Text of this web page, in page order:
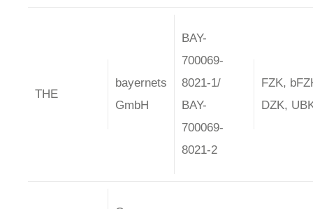
THE
bayernets
GmbH
BAY-
700069-
8021-1/
BAY-
700069-
8021-2
FZK,
DZK,